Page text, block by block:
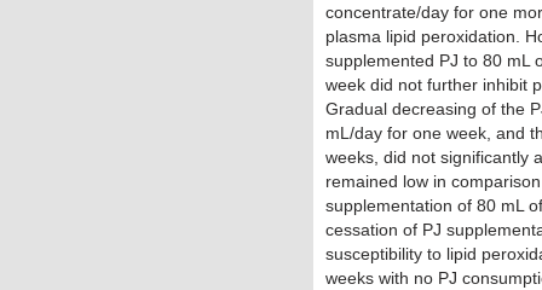
concentrate/day for one
plasma lipid peroxidation.
supplemented PJ to 80 mL
week did not further inhibit
Gradual decreasing of the
mL/day for one week, and
weeks, did not significantly
remained low in
supplementation of 80 mL
cessation of PJ
susceptibility to lipid
weeks with no PJ